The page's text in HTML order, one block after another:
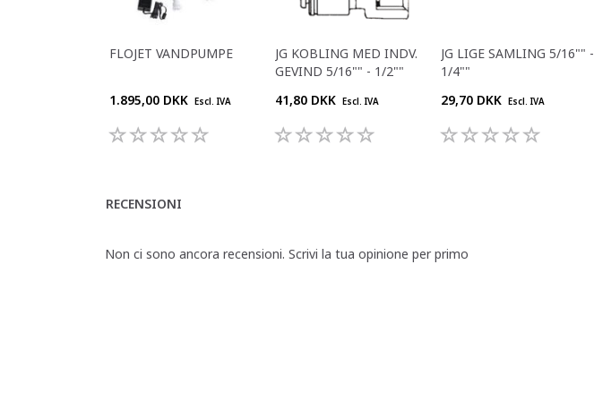
FLOJET VANDPUMPE
1.895,00 DKK Escl. IVA
JG KOBLING MED INDV.
GEVIND 5/16"" - 1/2""
41,80 DKK
Escl. IVA
JG LIGE SAMLING 5/16"" -
1/4""
29,70 DKK
Escl. IVA
RECENSIONI
Non ci sono ancora recensioni. Scrivi la tua opinione per primo